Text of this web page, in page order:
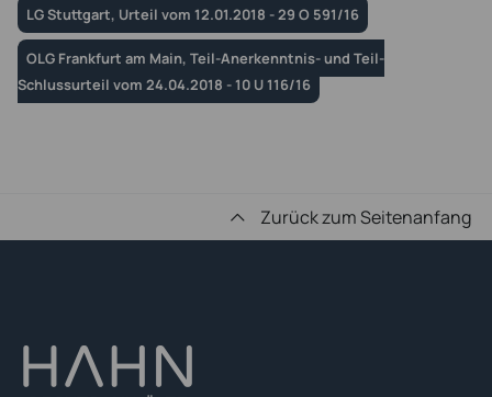
LG Stuttgart, Urteil vom 12.01.2018 - 29 O 591/16
OLG Frankfurt am Main, Teil-Anerkenntnis- und Teil-
Schlussurteil vom 24.04.2018 - 10 U 116/16
Zurück zum Seitenanfang